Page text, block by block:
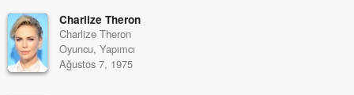
Charlize Theron
Charlize Theron
Oyuncu, Yapımcı
Ağustos 7, 1975